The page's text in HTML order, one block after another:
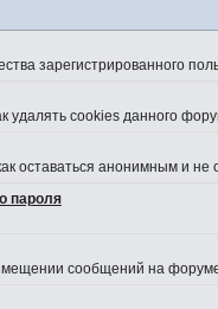
зарегистрированного
удалять cookies данного
оставаться анонимным и
пароля
сообщений на